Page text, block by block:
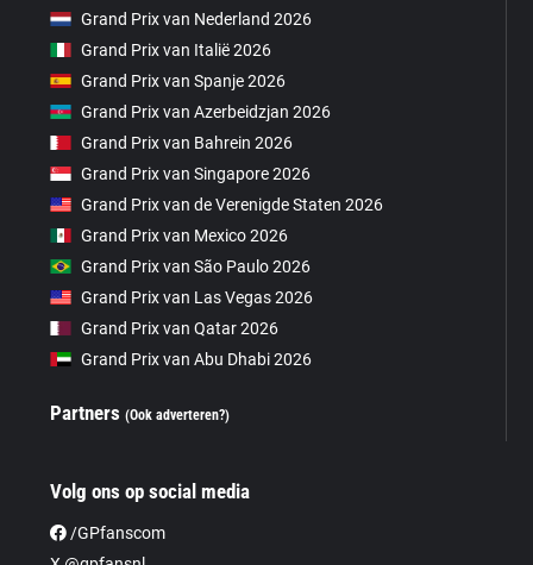
Grand Prix van Nederland 2026
Grand Prix van Italië 2026
Grand Prix van Spanje 2026
Grand Prix van Azerbeidzjan 2026
Grand Prix van Bahrein 2026
Grand Prix van Singapore 2026
Grand Prix van de Verenigde Staten 2026
Grand Prix van Mexico 2026
Grand Prix van São Paulo 2026
Grand Prix van Las Vegas 2026
Grand Prix van Qatar 2026
Grand Prix van Abu Dhabi 2026
Partners(Ook adverteren?)
Volg ons op social media
/GPfanscom